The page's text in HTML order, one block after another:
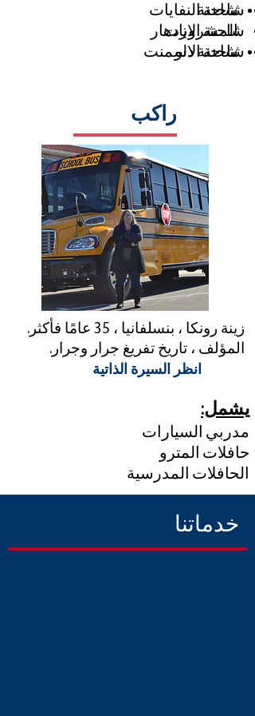
شاحنة النفايات
شاحنة الازدهار
شاحنة الاسمنت
شاحنة
المشروبات
شاحنة دلو
راكب
زينة رونكا ، بنسلفانيا ، 35 عامًا فأكثر.
المؤلف ، تاريخ تفريغ جرار وجرار.
انظر السيرة الذاتية
يشمل:
مدربي السيارات
حافلات المترو
الحافلات المدرسية
خدماتنا